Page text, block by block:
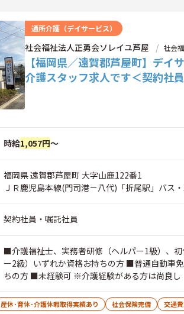
通所介護（デイサービス）
社会福祉法人正勇会ソレイユ芦屋 社会
【福岡県／遠賀郡芦屋町】デイ
介護スタッフ求人です＜契約社
時給1,057円～
福岡県 遠賀郡芦屋町 大字山鹿122番1
ＪＲ鹿児島本線(門司港－八代)「折尾駅」バス
契約社員・嘱託社員
■介護福祉士、実務者研修（ヘルパー1級）、
ー2級）いずれか資格お持ちの方 ■普通自動車
ちの方 ■未経験可 ※介護経験がある方は尚良し
産休･育休･介護休暇取得実績あり 社会保険完備 交通